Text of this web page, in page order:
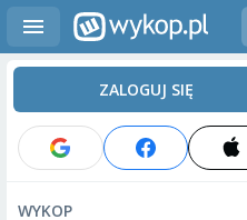
ZALOGUJ SIĘ
WYKOP